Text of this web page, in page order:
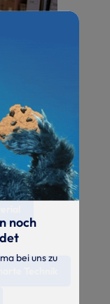
noch
bei uns zu